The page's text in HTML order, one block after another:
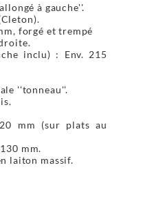
à gauche''.
forgé et trempé
inclu) : Env. 215
''tonneau''.
mm (sur plats au
mm.
laiton massif.